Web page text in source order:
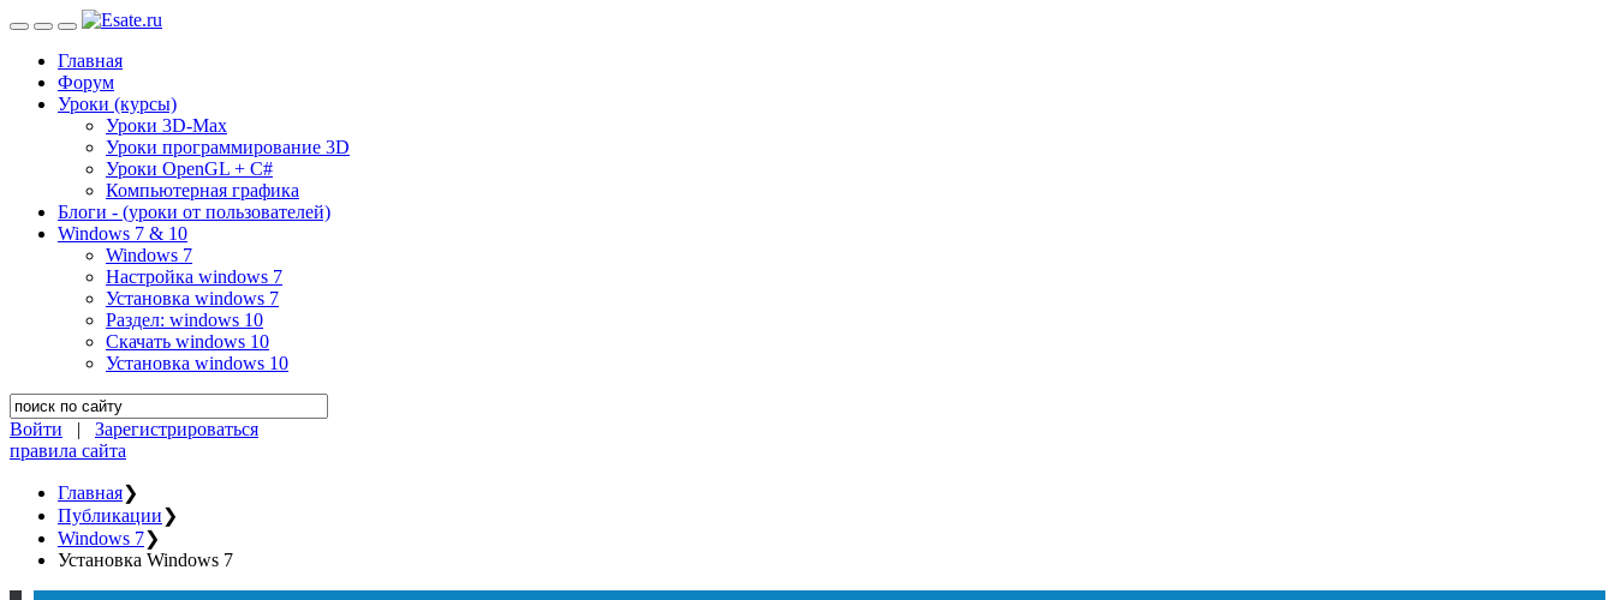
Главная
Форум
Уроки (курсы)
Уроки 3D-Max
Уроки программирование 3D
Уроки OpenGL + C#
Компьютерная графика
Блоги - (уроки от пользователей)
Windows 7 & 10
Windows 7
Настройка windows 7
Установка windows 7
Раздел: windows 10
Скачать windows 10
Установка windows 10
Войти | Зарегистрироваться
правила сайта
Главная❯
Публикации❯
Windows 7❯
Установка Windows 7